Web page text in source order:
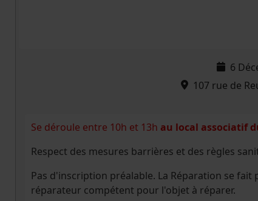
6
107 rue de
Se déroule entre 10h et 13h au local associatif
Respect des mesures barrières et des règles
Pas d'inscription préalable. La Réparation se
réparateur compétent pour l'objet à réparer.